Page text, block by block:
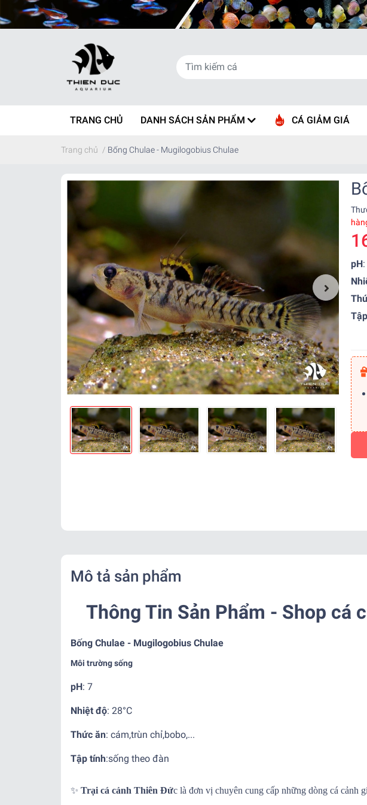
TRANG CHỦ DANH SÁCH SẢN PHẨM CÁ GIẢM GIÁ
Trang chủ / Bống Chulae - Mugilogobius Chulae
pH
Mô tả sản phẩm
Thông Tin Sản Phẩm - Shop cá
Bống Chulae - Mugilogobius Chulae
Môi trường sống
pH: 7
Nhiệt độ: 28°C
Thức ăn: cám,trùn chỉ,bobo,...
Tập tính:sống theo đàn
✨ Trại cá cảnh Thiên Đức là đơn vị chuyên cung cấp những dòng cá cảnh